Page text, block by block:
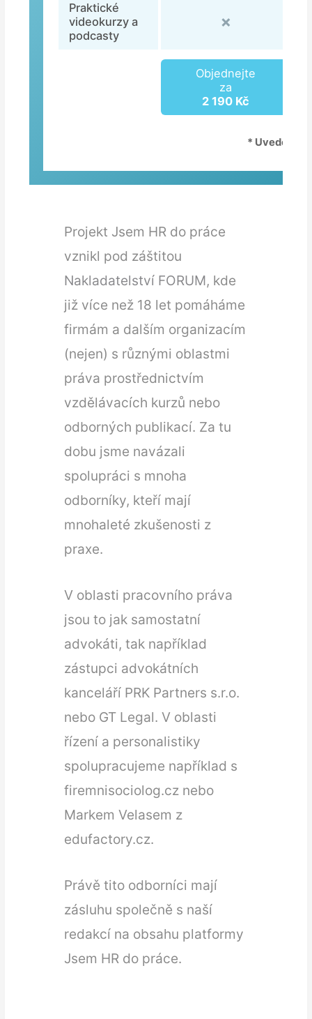
Praktické
videokurzy a
podcasty
✗
Objednejte
za
2 190 Kč
* Uvedené
Projekt Jsem HR do práce
vznikl pod záštitou
Nakladatelství FORUM, kde
již více než 18 let pomáháme
firmám a dalším organizacím
(nejen) s různými oblastmi
práva prostřednictvím
vzdělávacích kurzů nebo
odborných publikací. Za tu
dobu jsme navázali
spolupráci s mnoha
odborníky, kteří mají
mnohaleté zkušenosti z
praxe.
V oblasti pracovního práva
jsou to jak samostatní
advokáti, tak například
zástupci advokátních
kanceláří PRK Partners s.r.o.
nebo GT Legal. V oblasti
řízení a personalistiky
spolupracujeme například s
firemnisociolog.cz nebo
Markem Velasem z
edufactory.cz.
Právě tito odborníci mají
zásluhu společně s naší
redakcí na obsahu platformy
Jsem HR do práce.